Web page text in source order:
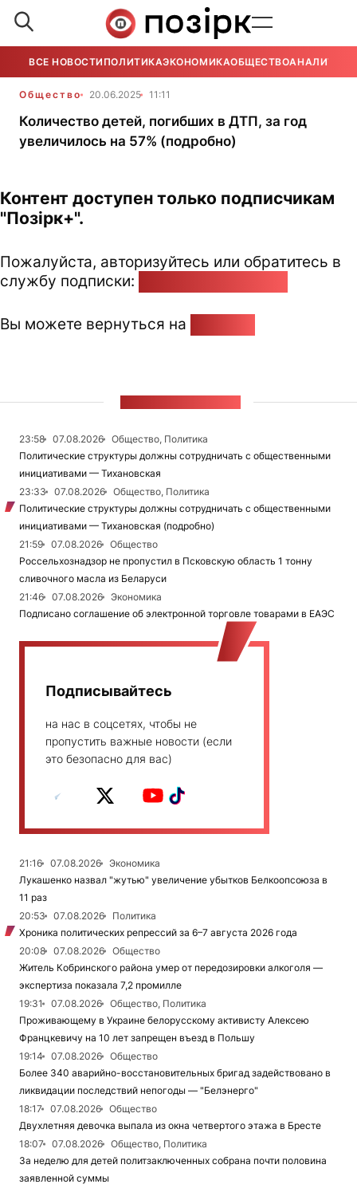
ВСЕ НОВОСТИ ПОЛИТИКАЭКОНОМИКАОБЩЕСТВОАНАЛИТИКА
Общество 20.06.2025 11:11
Количество детей, погибших в ДТП, за год
увеличилось на 57% (подробно)
Контент доступен только подписчикам
"Позірк+".
Пожалуйста, авторизуйтесь или обратитесь в
службу подписки:
Вы можете вернуться на
23:58 07.08.2026
Общество, Политика
Политические структуры должны сотрудничать с общественными
инициативами — Тихановская
23:33
07.08.2026
Общество, Политика
Политические структуры должны сотрудничать с общественными
инициативами — Тихановская (подробно)
21:59
07.08.2026
Общество
Россельхознадзор не пропустил в Псковскую область 1 тонну
сливочного масла из Беларуси
21:46
07.08.2026
Экономика
Подписано соглашение об электронной торговле товарами в ЕАЭС
Подписывайтесь
на нас в соцсетях, чтобы не
пропустить важные новости (если
это безопасно для вас)
21:16 07.08.2026
Экономика
Лукашенко назвал "жутью" увеличение убытков Белкоопсоюза в
11 раз
20:53
07.08.2026
Политика
Хроника политических репрессий за 6–7 августа 2026 года
20:08
07.08.2026
Общество
Житель Кобринского района умер от передозировки алкоголя —
экспертиза показала 7,2 промилле
19:31
07.08.2026
Общество, Политика
Проживающему в Украине белорусскому активисту Алексею
Францкевичу на 10 лет запрещен въезд в Польшу
19:14
07.08.2026
Общество
Более 340 аварийно-восстановительных бригад задействовано в
ликвидации последствий непогоды — "Белэнерго"
18:17
07.08.2026
Общество
Двухлетняя девочка выпала из окна четвертого этажа в Бресте
18:07
07.08.2026
Общество, Политика
За неделю для детей политзаключенных собрана почти половина
заявленной суммы